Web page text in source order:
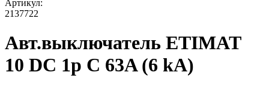
Артикул:
2137722
Авт.выключатель ETIMAT
10 DC 1p C 63A (6 kA)